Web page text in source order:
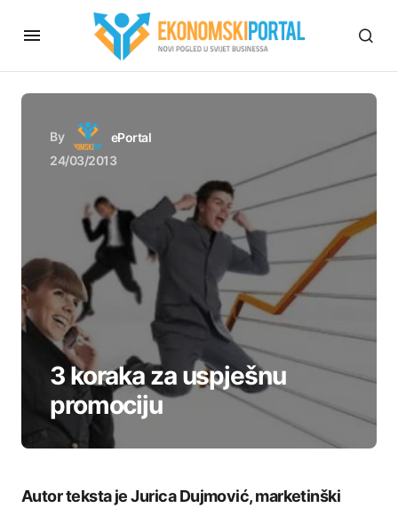
By
ePortal
24/03/2013
3 koraka za uspješnu
promociju
Autor teksta je Jurica Dujmović, marketinški